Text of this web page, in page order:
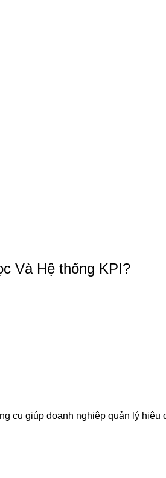
Và Hệ thống KPI?
cụ giúp doanh nghiệp quản lý hiệu